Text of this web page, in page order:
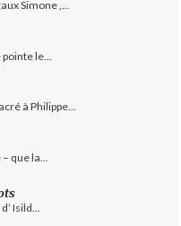
Simone ,...
le...
à Philippe...
que la...
Isild...